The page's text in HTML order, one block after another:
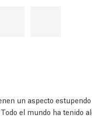
un aspecto
el mundo ha tenido